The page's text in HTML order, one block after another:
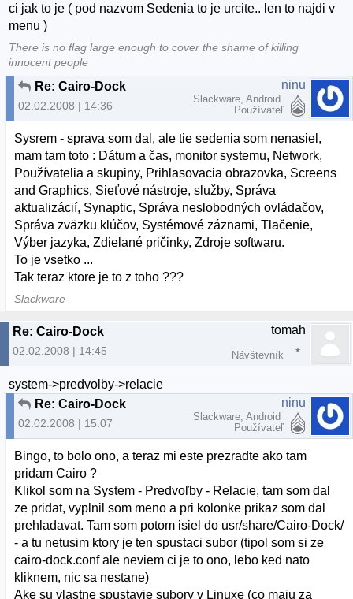
ci jak to je ( pod nazvom Sedenia to je urcite.. len to najdi v
menu )
There is no flag large enough to cover the shame of killing
innocent people
Re: Cairo-Dock
02.02.2008 | 14:36
ninu
Slackware, Android
Používateľ
Sysrem - sprava som dal, ale tie sedenia som nenasiel,
mam tam toto : Dátum a čas, monitor systemu, Network,
Používatelia a skupiny, Prihlasovacia obrazovka, Screens
and Graphics, Sieťové nástroje, služby, Správa
aktualizácií, Synaptic, Správa neslobodných ovládačov,
Správa zväzku klúčov, Systémové záznami, Tlačenie,
Výber jazyka, Zdielané pričinky, Zdroje softwaru.
To je vsetko ...
Tak teraz ktore je to z toho ???
Slackware
Re: Cairo-Dock
02.02.2008 | 14:45
tomah
Návštevník
system->predvolby->relacie
Re: Cairo-Dock
02.02.2008 | 15:07
ninu
Slackware, Android
Používateľ
Bingo, to bolo ono, a teraz mi este prezradte ako tam
pridam Cairo ?
Klikol som na System - Predvoľby - Relacie, tam som dal
ze pridat, vyplnil som meno a pri kolonke prikaz som dal
prehladavat. Tam som potom isiel do usr/share/Cairo-Dock/
- a tu netusim ktory je ten spustaci subor (tipol som si ze
cairo-dock.conf ale neviem ci je to ono, lebo ked nato
kliknem, nic sa nestane)
Ake su vlastne spustavie subory v Linuxe (co maju za